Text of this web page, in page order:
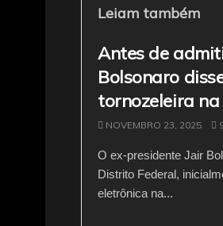
b
o
o
k
Leiam também
Antes de
Bolsonaro
tornozeleira
NOVEMBRO 23, 2025
O ex-presidente Jair
Distrito Federal,
eletrônica na...